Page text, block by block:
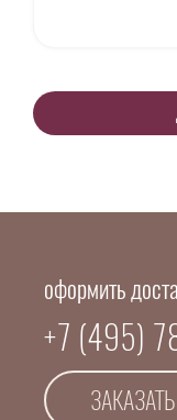
оформить
+7 (495)